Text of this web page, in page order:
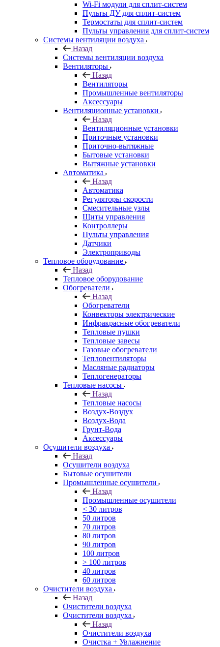
Wi-Fi модули для сплит-систем
Пульты ДУ для сплит-систем
Термостаты для сплит-систем
Пульты управления для сплит-систем
Системы вентиляции воздуха
Назад
Системы вентиляции воздуха
Вентиляторы
Назад
Вентиляторы
Промышленные вентиляторы
Аксессуары
Вентиляционные установки
Назад
Вентиляционные установки
Приточные установки
Приточно-вытяжные
Бытовые установки
Вытяжные установки
Автоматика
Назад
Автоматика
Регуляторы скорости
Смесительные узлы
Щиты управления
Контроллеры
Пульты управления
Датчики
Электроприводы
Тепловое оборудование
Назад
Тепловое оборудование
Обогреватели
Назад
Обогреватели
Конвекторы электрические
Инфракрасные обогреватели
Тепловые пушки
Тепловые завесы
Газовые обогреватели
Тепловентиляторы
Масляные радиаторы
Теплогенераторы
Тепловые насосы
Назад
Тепловые насосы
Воздух-Воздух
Воздух-Вода
Грунт-Вода
Аксессуары
Осушители воздуха
Назад
Осушители воздуха
Бытовые осушители
Промышленные осушители
Назад
Промышленные осушители
< 30 литров
50 литров
70 литров
80 литров
90 литров
100 литров
> 100 литров
40 литров
60 литров
Очистители воздуха
Назад
Очистители воздуха
Очистители воздуха
Назад
Очистители воздуха
Очистка + Увлажнение